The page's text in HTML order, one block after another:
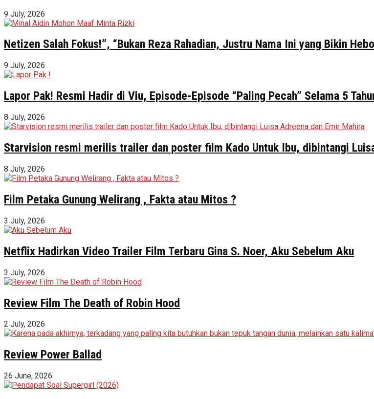
9 July, 2026
Netizen Salah Fokus!”, “Bukan Reza Rahadian, Justru Nama Ini yang Bikin
9 July, 2026
Lapor Pak! Resmi Hadir di Viu, Episode-Episode “Paling Pecah” Selama 5
8 July, 2026
Starvision resmi merilis trailer dan poster film Kado Untuk Ibu, dibintangi
8 July, 2026
Film Petaka Gunung Welirang , Fakta atau Mitos ?
3 July, 2026
Netflix Hadirkan Video Trailer Film Terbaru Gina S. Noer, Aku Sebelum Aku
3 July, 2026
Review Film The Death of Robin Hood
2 July, 2026
Review Power Ballad
26 June, 2026